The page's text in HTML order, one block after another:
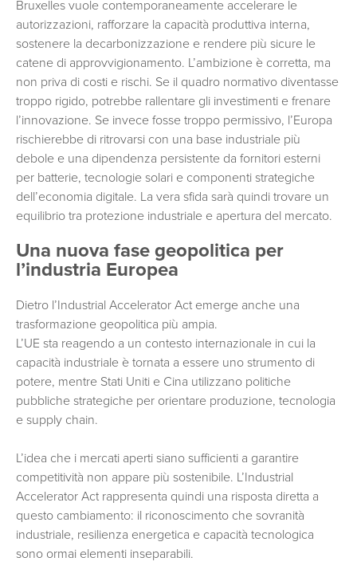
Bruxelles vuole contemporaneamente accelerare le
autorizzazioni, rafforzare la capacità produttiva interna,
sostenere la decarbonizzazione e rendere più sicure le
catene di approvvigionamento. L’ambizione è corretta, ma
non priva di costi e rischi. Se il quadro normativo diventasse
troppo rigido, potrebbe rallentare gli investimenti e frenare
l’innovazione. Se invece fosse troppo permissivo, l’Europa
rischierebbe di ritrovarsi con una base industriale più
debole e una dipendenza persistente da fornitori esterni
per batterie, tecnologie solari e componenti strategiche
dell’economia digitale. La vera sfida sarà quindi trovare un
equilibrio tra protezione industriale e apertura del mercato.
Una nuova fase geopolitica per
l’industria Europea
Dietro l’Industrial Accelerator Act emerge anche una
trasformazione geopolitica più ampia.
L’UE sta reagendo a un contesto internazionale in cui la
capacità industriale è tornata a essere uno strumento di
potere, mentre Stati Uniti e Cina utilizzano politiche
pubbliche strategiche per orientare produzione, tecnologia
e supply chain.
L’idea che i mercati aperti siano sufficienti a garantire
competitività non appare più sostenibile. L’Industrial
Accelerator Act rappresenta quindi una risposta diretta a
questo cambiamento: il riconoscimento che sovranità
industriale, resilienza energetica e capacità tecnologica
sono ormai elementi inseparabili.